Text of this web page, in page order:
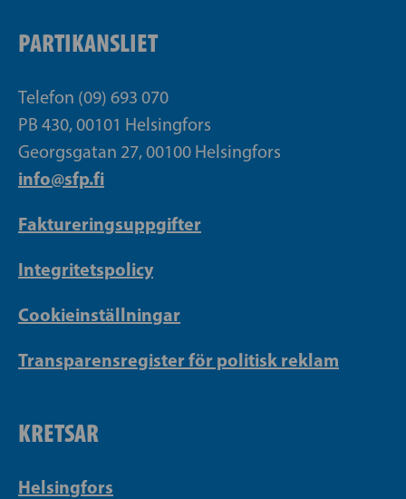
PARTIKANSLIET
Telefon (09) 693 070
PB 430, 00101 Helsingfors
Georgsgatan 27, 00100 Helsingfors
info@sfp.fi
Faktureringsuppgifter
Integritetspolicy
Cookieinställningar
Transparensregister för politisk reklam
KRETSAR
Helsingfors